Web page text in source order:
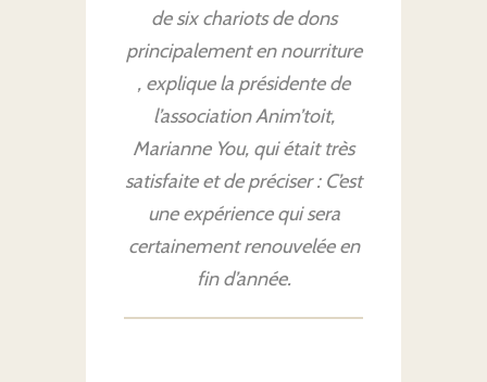
de six chariots de dons
principalement en nourriture
, explique la présidente de
l’association Anim’toit,
Marianne You, qui était très
satisfaite et de préciser : C’est
une expérience qui sera
certainement renouvelée en
fin d’année.